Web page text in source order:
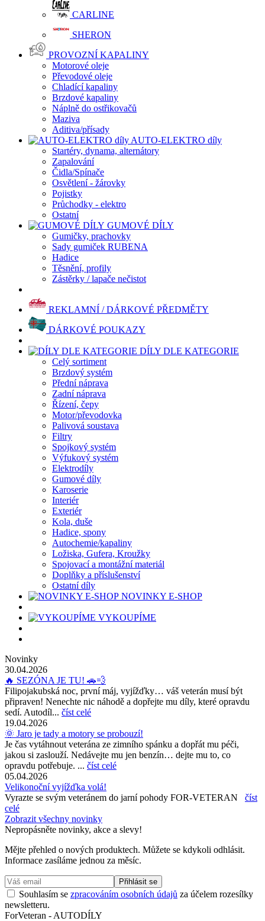
CARLINE
SHERON
PROVOZNÍ KAPALINY
Motorové oleje
Převodové oleje
Chladící kapaliny
Brzdové kapaliny
Náplně do ostřikovačů
Maziva
Aditiva/přísady
AUTO-ELEKTRO díly
Startéry, dynama, alternátory
Zapalování
Čidla/Spínače
Osvětlení - žárovky
Pojistky
Průchodky - elektro
Ostatní
GUMOVÉ DÍLY
Gumičky, prachovky
Sady gumiček RUBENA
Hadice
Těsnění, profily
Zástěrky / lapače nečistot
REKLAMNÍ / DÁRKOVÉ PŘEDMĚTY
DÁRKOVÉ POUKAZY
DÍLY DLE KATEGORIE
Celý sortiment
Brzdový systém
Přední náprava
Zadní náprava
Řízení, čepy
Motor/převodovka
Palivová soustava
Filtry
Spojkový systém
Výfukový systém
Elektrodíly
Gumové díly
Karoserie
Interiér
Exteriér
Kola, duše
Hadice, spony
Autochemie/kapaliny
Ložiska, Gufera, Kroužky
Spojovací a montážní materiál
Doplňky a příslušenství
Ostatní díly
NOVINKY E-SHOP
VYKOUPÍME
Novinky
30.04.2026
🔥 SEZÓNA JE TU! 🚗💨
Filipojakubská noc, první máj, vyjížďky… váš veterán musí být
připraven! Nenechte nic náhodě a dopřejte mu díly, které opravdu
sedí. Autodíl... číst celé
19.04.2026
🌞 Jaro je tady a motory se probouzí!
Je čas vytáhnout veterána ze zimního spánku a dopřát mu péči,
jakou si zaslouží. Nedávejte mu jen benzín… dejte mu to, co
opravdu potřebuje. ... číst celé
05.04.2026
Velikonoční vyjížďka volá!
Vyrazte se svým veteránem do jarní pohody FOR-VETERAN číst
celé
Zobrazit všechny novinky
Nepropásněte novinky, akce a slevy!
Mějte přehled o nových produktech. Můžete se kdykoli odhlásit.
Informace zasíláme jednou za měsíc.
Přihlásit se
Souhlasím se zpracováním osobních údajů za účelem rozesílky
newsletteru.
ForVeteran - AUTODÍLY